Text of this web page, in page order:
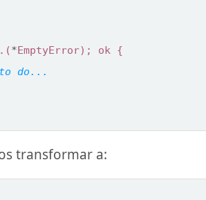
.(*EmptyError); ok {
transformar a: